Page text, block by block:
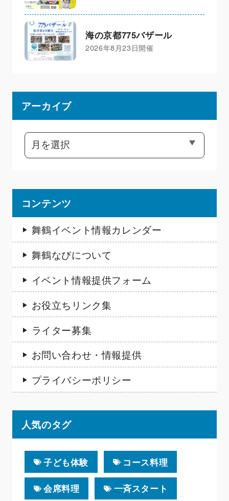
海の京都775バザール
2026年8月23日開催
アーカイブ
人気のタグ
子ども体験 コース料理
会席料理 一斉スタート
コンテンツ
舞鶴イベント情報カレンダー
舞鶴なびについて
イベント情報提供フォーム
お役立ちリンク集
ライター募集
お問い合わせ・情報提供
プライバシーポリシー